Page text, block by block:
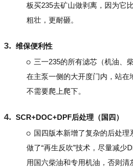
板买235去矿山做剥离，因为它
粗壮，更耐砸。
维保便利性
三一235的所有滤芯（机油、
在主泵一侧的大开度门内，站在
不需要爬上爬下。
SCR+DOC+DPF后处理（国四）
国四版本新增了复杂的后处理
做了“再生反吹”技术，尽量减少
用国六柴油和专用机油，否则清